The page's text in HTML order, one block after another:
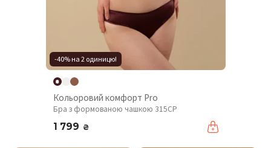
-40% на 2 одиницю!
Кольоровий комфорт Pro
Бра з формованою чашкою 315CP
1 799 ₴